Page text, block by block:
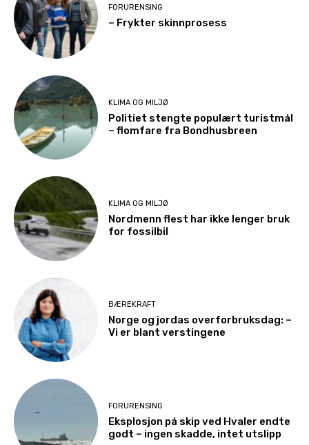
FORURENSING
– Frykter skinnprosess
KLIMA OG MILJØ
Politiet stengte populært turistmål
– flomfare fra Bondhusbreen
KLIMA OG MILJØ
Nordmenn flest har ikke lenger bruk
for fossilbil
BÆREKRAFT
Norge og jordas overforbruksdag: –
Vi er blant verstingene
FORURENSING
Eksplosjon på skip ved Hvaler endte
godt – ingen skadde, intet utslipp